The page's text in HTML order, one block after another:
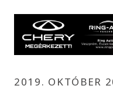
2019. OKTÓBER